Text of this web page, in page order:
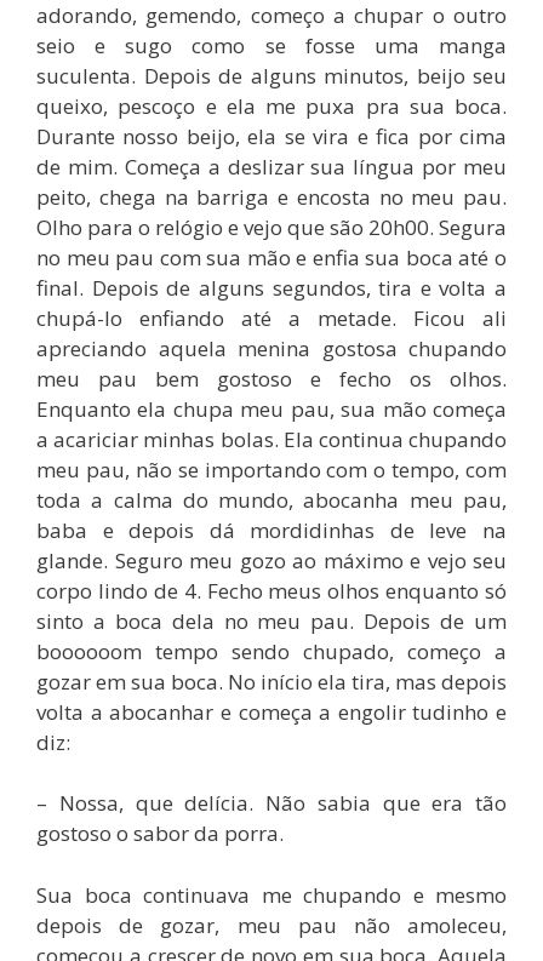
adorando, gemendo, começo a chupar o outro
seio e sugo como se fosse uma manga
suculenta. Depois de alguns minutos, beijo seu
queixo, pescoço e ela me puxa pra sua boca.
Durante nosso beijo, ela se vira e fica por cima
de mim. Começa a deslizar sua língua por meu
peito, chega na barriga e encosta no meu pau.
Olho para o relógio e vejo que são 20h00. Segura
no meu pau com sua mão e enfia sua boca até o
final. Depois de alguns segundos, tira e volta a
chupá-lo enfiando até a metade. Ficou ali
apreciando aquela menina gostosa chupando
meu pau bem gostoso e fecho os olhos.
Enquanto ela chupa meu pau, sua mão começa
a acariciar minhas bolas. Ela continua chupando
meu pau, não se importando com o tempo, com
toda a calma do mundo, abocanha meu pau,
baba e depois dá mordidinhas de leve na
glande. Seguro meu gozo ao máximo e vejo seu
corpo lindo de 4. Fecho meus olhos enquanto só
sinto a boca dela no meu pau. Depois de um
boooooom tempo sendo chupado, começo a
gozar em sua boca. No início ela tira, mas depois
volta a abocanhar e começa a engolir tudinho e
diz:
– Nossa, que delícia. Não sabia que era tão
gostoso o sabor da porra.
Sua boca continuava me chupando e mesmo
depois de gozar, meu pau não amoleceu,
começou a crescer de novo em sua boca. Aquela